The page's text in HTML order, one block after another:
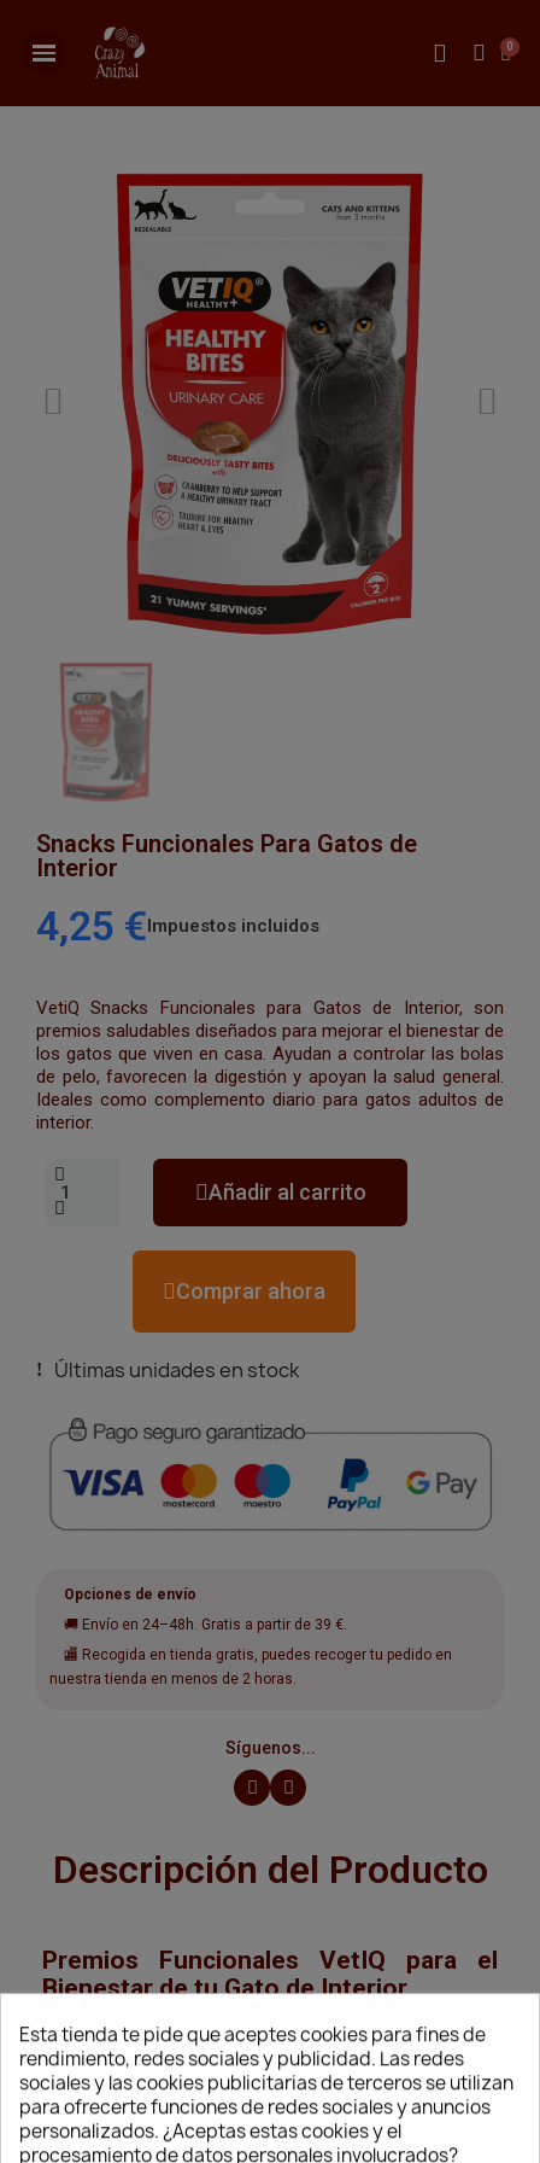
Snacks Funcionales Para Gatos de
Interior
4,25 € Impuestos incluidos
VetiQ Snacks Funcionales para Gatos de Interior, son
premios saludables diseñados para mejorar el bienestar de
los gatos que viven en casa. Ayudan a controlar las bolas
de pelo, favorecen la digestión y apoyan la salud general.
Ideales como complemento diario para gatos adultos de
interior.
Añadir al carrito
Comprar ahora
Últimas unidades en stock
Opciones de envío
🚚 Envío en 24–48h. Gratis a partir de 39 €.
🏬 Recogida en tienda gratis, puedes recoger tu pedido en
nuestra tienda en menos de 2 horas.
Síguenos...
Descripción del Producto
Premios Funcionales VetIQ para el
Bienestar de tu Gato de Interior
VetiQ Snacks Funcionales para Gatos de
Interior 50g son premios especialmente
formulados para gatos que viven dentro del
Esta tienda te pide que aceptes cookies para fines de
rendimiento, redes sociales y publicidad. Las redes
sociales y las cookies publicitarias de terceros se utilizan
para ofrecerte funciones de redes sociales y anuncios
personalizados. ¿Aceptas estas cookies y el
procesamiento de datos personales involucrados?